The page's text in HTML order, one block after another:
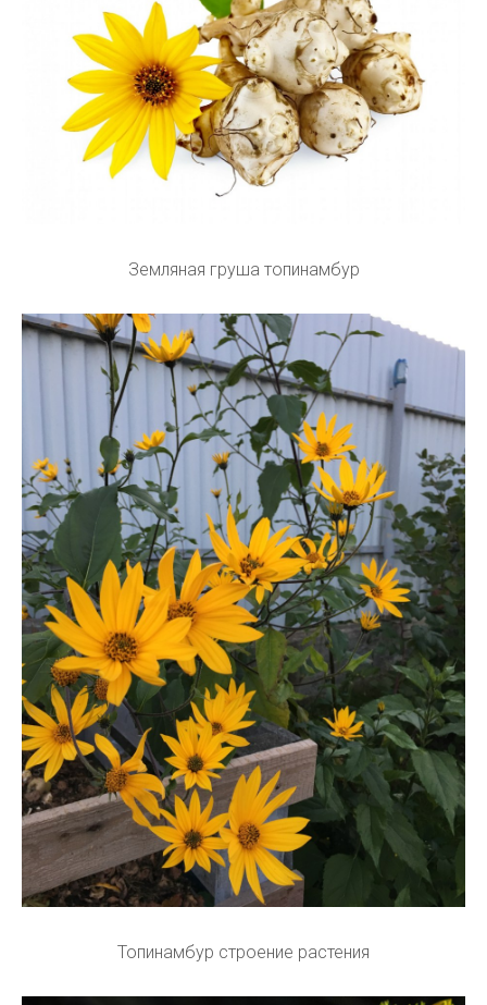
Земляная груша топинамбур
Топинамбур строение растения